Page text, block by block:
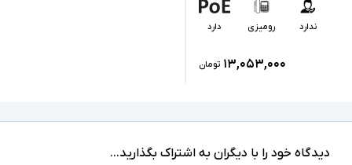
وای فای داخلی
ندارد رومیزی دارد
۱۳,۰۵۳,۰۰۰ تومان
دیدگاه خود را با دیگران به اشتراک بگذارید...